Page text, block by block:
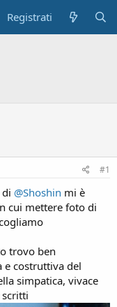
Registrati
#1
@Shoshin mi è
cui mettere foto di
trovo ben
e costruttiva del
simpatica, vivace